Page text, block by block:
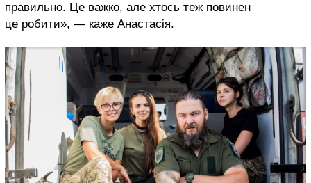
правильно. Це важко, але хтось теж повинен
це робити», — каже Анастасія.